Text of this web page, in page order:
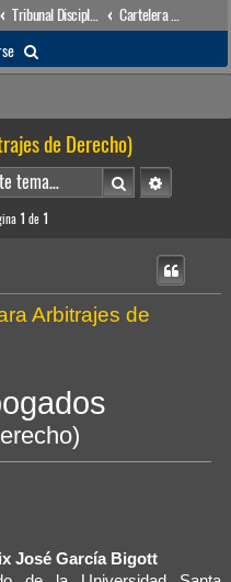
Tribunal Disciplinario (órgano disciplinario)
u
c
a
r
de Derecho)
BuscarBúsqueda
1 de 1
Arbitrajes de
José García Bigott